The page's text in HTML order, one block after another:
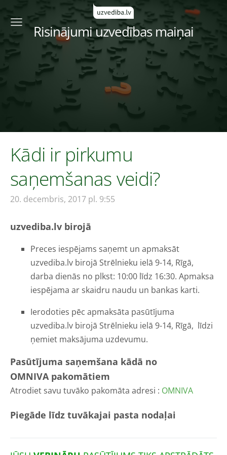
Risinājumi uzvedības maiņai
Kādi ir pirkumu
saņemšanas veidi?
20. decembris, 2017 pl. 9:55
uzvediba.lv birojā
Preces iespējams saņemt un apmaksāt
uzvediba.lv birojā Strēlnieku ielā 9-14, Rīgā,
darba dienās no plkst: 10:00 līdz 16:30. Apmaksa
iespējama ar skaidru naudu un bankas karti.
Ierodoties pēc apmaksāta pasūtījuma
uzvediba.lv birojā Strēlnieku ielā 9-14, Rīgā, līdzi
ņemiet maksājuma uzdevumu.
Pasūtījuma saņemšana kādā no
OMNIVA pakomātiem
Atrodiet savu tuvāko pakomāta adresi : OMNIVA
Piegāde līdz tuvākajai pasta nodaļai